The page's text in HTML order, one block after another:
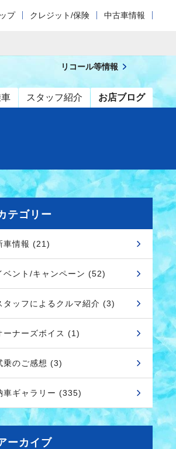
プ クレジット/保険 中古車情報
スタッフ紹介 お店ブログ
リコール等情報
テゴリー
車情報 (21)
ベント/キャンペーン (52)
タッフによるクルマ紹介 (3)
ーナーズボイス (1)
乗のご感想 (3)
車ギャラリー (335)
ーカイブ